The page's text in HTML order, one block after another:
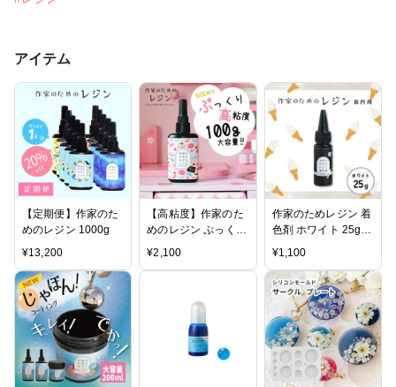
アイテム
【定期便】作家のた
めのレジン 1000g
¥13,200
【高粘度】作家のた
めのレジン ぷっくり
レジン 100g
¥2,100
作家のためレジン 着
色剤 ホワイト 25g
大容量
¥1,100